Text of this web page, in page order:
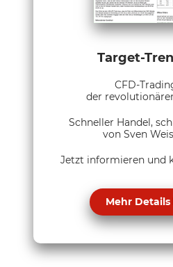
Target-
CFD-
der
Schneller Handel,
von Sven
Jetzt informieren und
Mehr